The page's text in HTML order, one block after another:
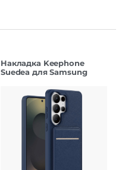
Накладка Keephone
Suedea для Samsung